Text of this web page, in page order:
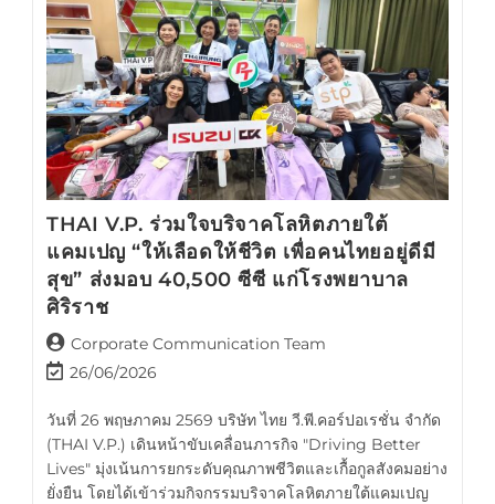
THAI V.P. ร่วมใจบริจาคโลหิตภายใต้
แคมเปญ “ให้เลือดให้ชีวิต เพื่อคนไทยอยู่ดีมี
สุข” ส่งมอบ 40,500 ซีซี แก่โรงพยาบาล
ศิริราช
Corporate Communication Team
26/06/2026
วันที่ 26 พฤษภาคม 2569 บริษัท ไทย วี.พี.คอร์ปอเรชั่น จำกัด
(THAI V.P.) เดินหน้าขับเคลื่อนภารกิจ "Driving Better
Lives" มุ่งเน้นการยกระดับคุณภาพชีวิตและเกื้อกูลสังคมอย่าง
ยั่งยืน โดยได้เข้าร่วมกิจกรรมบริจาคโลหิตภายใต้แคมเปญ